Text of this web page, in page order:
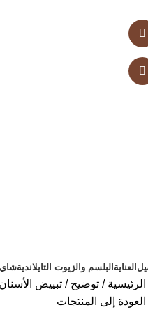
العناية البلسم والزيوت التايلانديةشاي
الرئيسية توضيح تبييض
العودة إلى المنتجات